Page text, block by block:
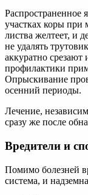
Распространенное
участках коры при
листва желтеет, и
не удалять
аккуратно
профилактики
Опрыскивание
осенний периоды.
Лечение,
сразу же после
Вредители и
Помимо болезней
система, и